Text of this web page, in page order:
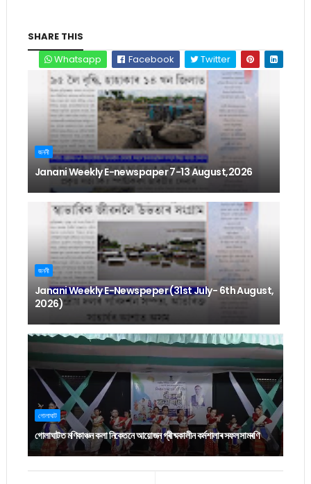
SHARE THIS
Whatsapp
Facebook Twitter
জননী
Janani Weekly E-newspaper 7-13 August,2026
জননী
Janani Weekly E-Newspeper (31st July- 6th August,
2026)
গোলাঘাট
গোলাঘাটত মণিকাঞ্চন কলা নিকেতনে আয়োজন গ্ৰীষ্মকালীন কৰ্মশালাৰ সফল সামৰণি